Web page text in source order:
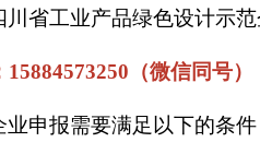
省工业产品绿色设计示
（微信同号）
申报需要满足以下的条